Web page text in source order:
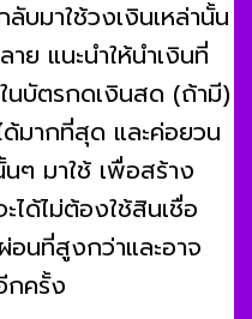
บมาใช้วงเงินเหล่านั้น
ย แนะนำให้นำเงินที่
นบัตรกดเงินสด (ถ้ามี)
ด้มากที่สุด และค่อยวน
ๆ มาใช้ เพื่อสร้าง
ด้ไม่ต้องใช้สินเชื่อ
อนที่สูงกว่าและอาจ
กครั้ง